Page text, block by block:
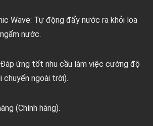
Wave: Tự động đẩy nước ra khỏi loa
nước.
Đáp ứng tốt nhu cầu làm việc cường độ
chuyển ngoài trời).
(Chính hãng).